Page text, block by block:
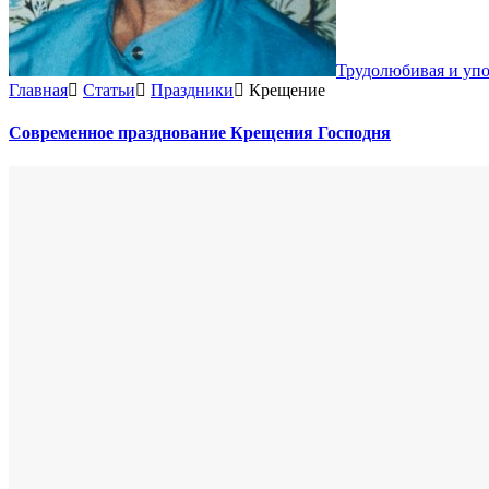
Трудолюбивая и
Главная
Статьи Праздники Крещение
Современное празднование Крещения Господня